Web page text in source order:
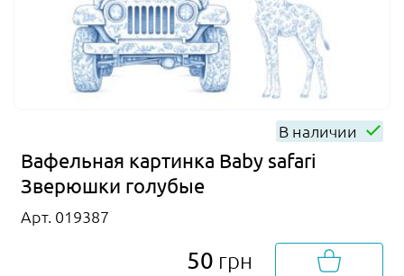
В наличии
Вафельная картинка Baby safari
Зверюшки голубые
Арт. 019387
50 грн